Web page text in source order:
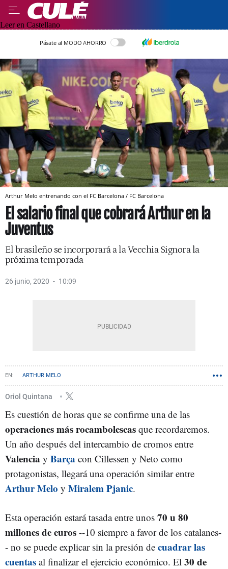
Leer en Castellano
Pásate al MODO AHORRO
Arthur Melo entrenando con el FC Barcelona / FC Barcelona
El salario final que cobrará Arthur en la
Juventus
El brasileño se incorporará a la Vecchia Signora la
próxima temporada
26 junio, 2020 10:09
ARTHUR MELO
Oriol Quintana
Es cuestión de horas que se confirme una de las
operaciones más rocambolescas que recordaremos.
Un año después del intercambio de cromos entre
Valencia y Barça con Cillessen y Neto como
protagonistas, llegará una operación similar entre
Arthur Melo y Miralem Pjanic.
Esta operación estará tasada entre unos 70 u 80
millones de euros --10 siempre a favor de los catalanes-
- no se puede explicar sin la presión de cuadrar las
cuentas al finalizar el ejercicio económico. El 30 de